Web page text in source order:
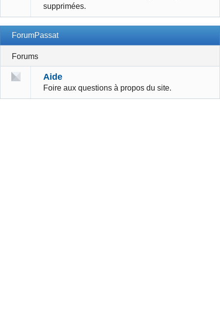
supprimées.
ForumPassat
Forums
Aide
Foire aux questions à propos du site.